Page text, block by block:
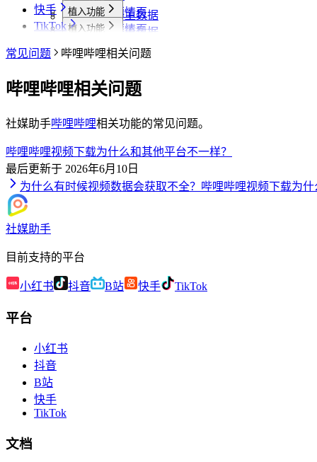
笔记详情页
搜索页
博主详情页
采集博主数据
采集评论数据
采集笔记数据
其他功能
链接转换
搜索页
达人详情页
视频详情页
批量采集
采集达人数据
采集视频数据
其他功能
链接转换
植入功能
搜索页
UP主详情页
批量采集
采集评论数据
采集视频数据
其他功能
快手
植入功能
达人详情页
视频详情页
批量采集
采集评论数据
采集视频数据
链接转换
TikTok
达人详情页
视频详情页
采集达人数据
采集视频数据
采集评论数据
其他功能
常见问题 哔哩哔哩相关问题
哔哩哔哩相关问题
社媒助手哔哩哔哩相关功能的常见问题。
哔哩哔哩视频下载为什么和其他平台不一样？
最后更新于 2026年6月10日
为什么有时候视频数据会获取不全？ 哔哩哔哩视频下载为什
社媒助手
目前支持的平台
小红书 抖音 B站 快手 TikTok
平台
小红书
抖音
B站
快手
TikTok
文档